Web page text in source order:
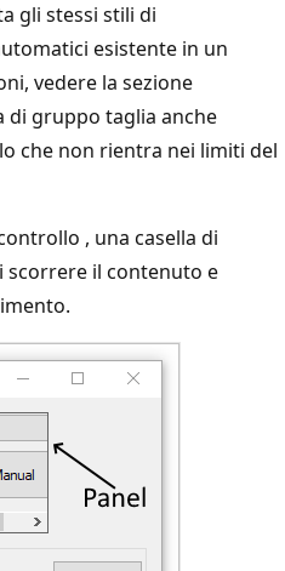
gli stessi stili di
esistente in un
vedere la sezione
di gruppo taglia anche
che non rientra nei limiti del
, una casella di
scorrere il contenuto e